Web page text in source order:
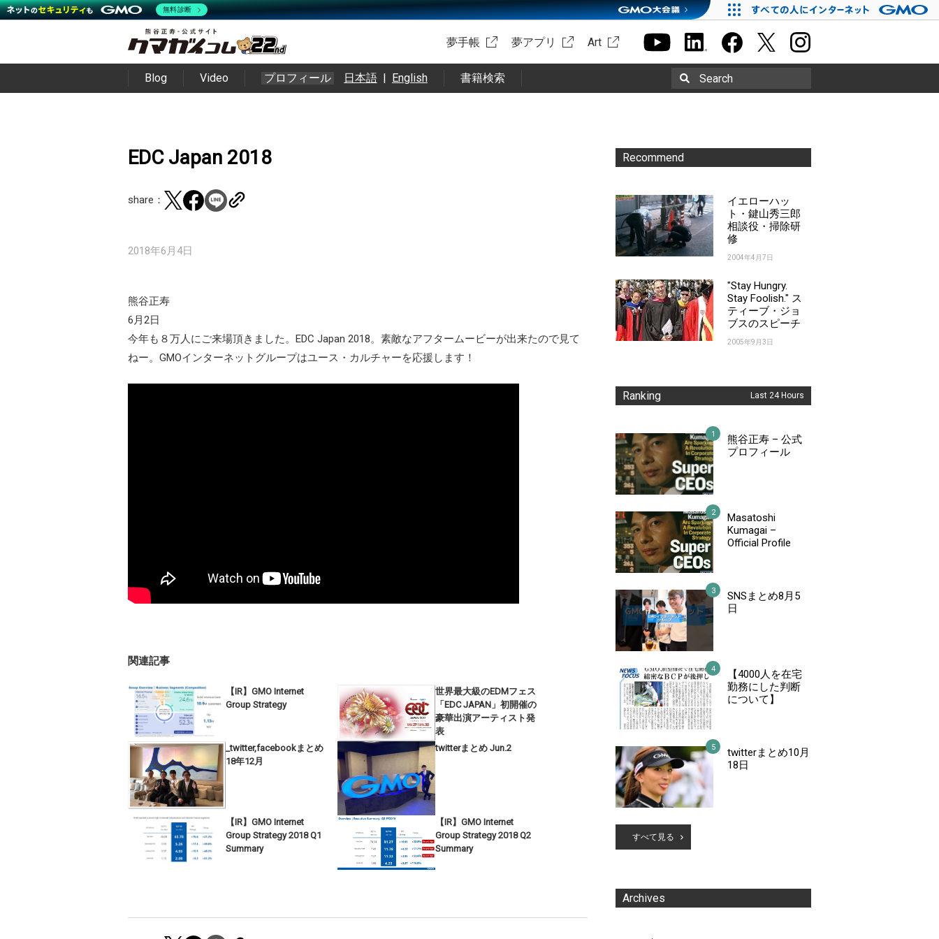
夢手帳 夢アプリ Art
Blog Video プロフィール 日本語 | English 書籍検索 Search
EDC Japan 2018
share：
2018年6月4日
熊谷正寿
6月2日
今年も８万人にご来場頂きました。EDC Japan 2018。素敵なアフタームービーが出来たので見て
ねー。GMOインターネットグループはユース・カルチャーを応援します！
関連記事
【IR】GMO Internet
Group Strategy
世界最大級のEDMフェス
「EDC JAPAN」初開催の
豪華出演アーティスト発
表
_twitter,facebookまとめ
18年12月
twitterまとめ Jun.2
【IR】GMO Internet
Group Strategy 2018 Q1
Summary
【IR】GMO Internet
Group Strategy 2018 Q2
Summary
Recommend
イエローハッ
ト・鍵山秀三郎
相談役・掃除研
修
2004年4月7日
"Stay Hungry.
Stay Foolish." ス
ティーブ・ジョ
ブスのスピーチ
2005年9月3日
Ranking Last 24 Hours
熊谷正寿 – 公式
プロフィール
Masatoshi
Kumagai –
Official Profile
SNSまとめ8月5
日
【4000人を在宅
勤務にした判断
について】
twitterまとめ10月
18日
すべて見る
Archives
無料診断